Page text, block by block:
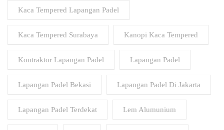
Kaca Tempered Lapangan Padel
Kaca Tempered Surabaya Kanopi Kaca Tempered
Kontraktor Lapangan Padel Lapangan Padel
Lapangan Padel Bekasi Lapangan Padel Di Jakarta
Lapangan Padel Terdekat Lem Alumunium